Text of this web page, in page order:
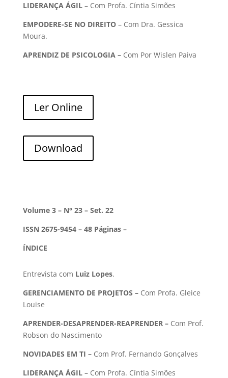
LIDERANÇA ÁGIL– Com Profa. Cíntia Simões
EMPODERE-SE NO DIREITO– Com Dra. Gessica
Moura.
APRENDIZ DE PSICOLOGIA – Com Por Wislen Paiva
Ler Online
Download
Volume 3 – N° 23 – Set. 22
ISSN 2675-9454 – 48 Páginas –
ÍNDICE
Entrevista com Luiz Lopes.
GERENCIAMENTO DE PROJETOS – Com Profa. Gleice
Louise
APRENDER-DESAPRENDER-REAPRENDER – Com Prof.
Robson do Nascimento
NOVIDADES EM TI – Com Prof. Fernando Gonçalves
LIDERANÇA ÁGIL– Com Profa. Cíntia Simões